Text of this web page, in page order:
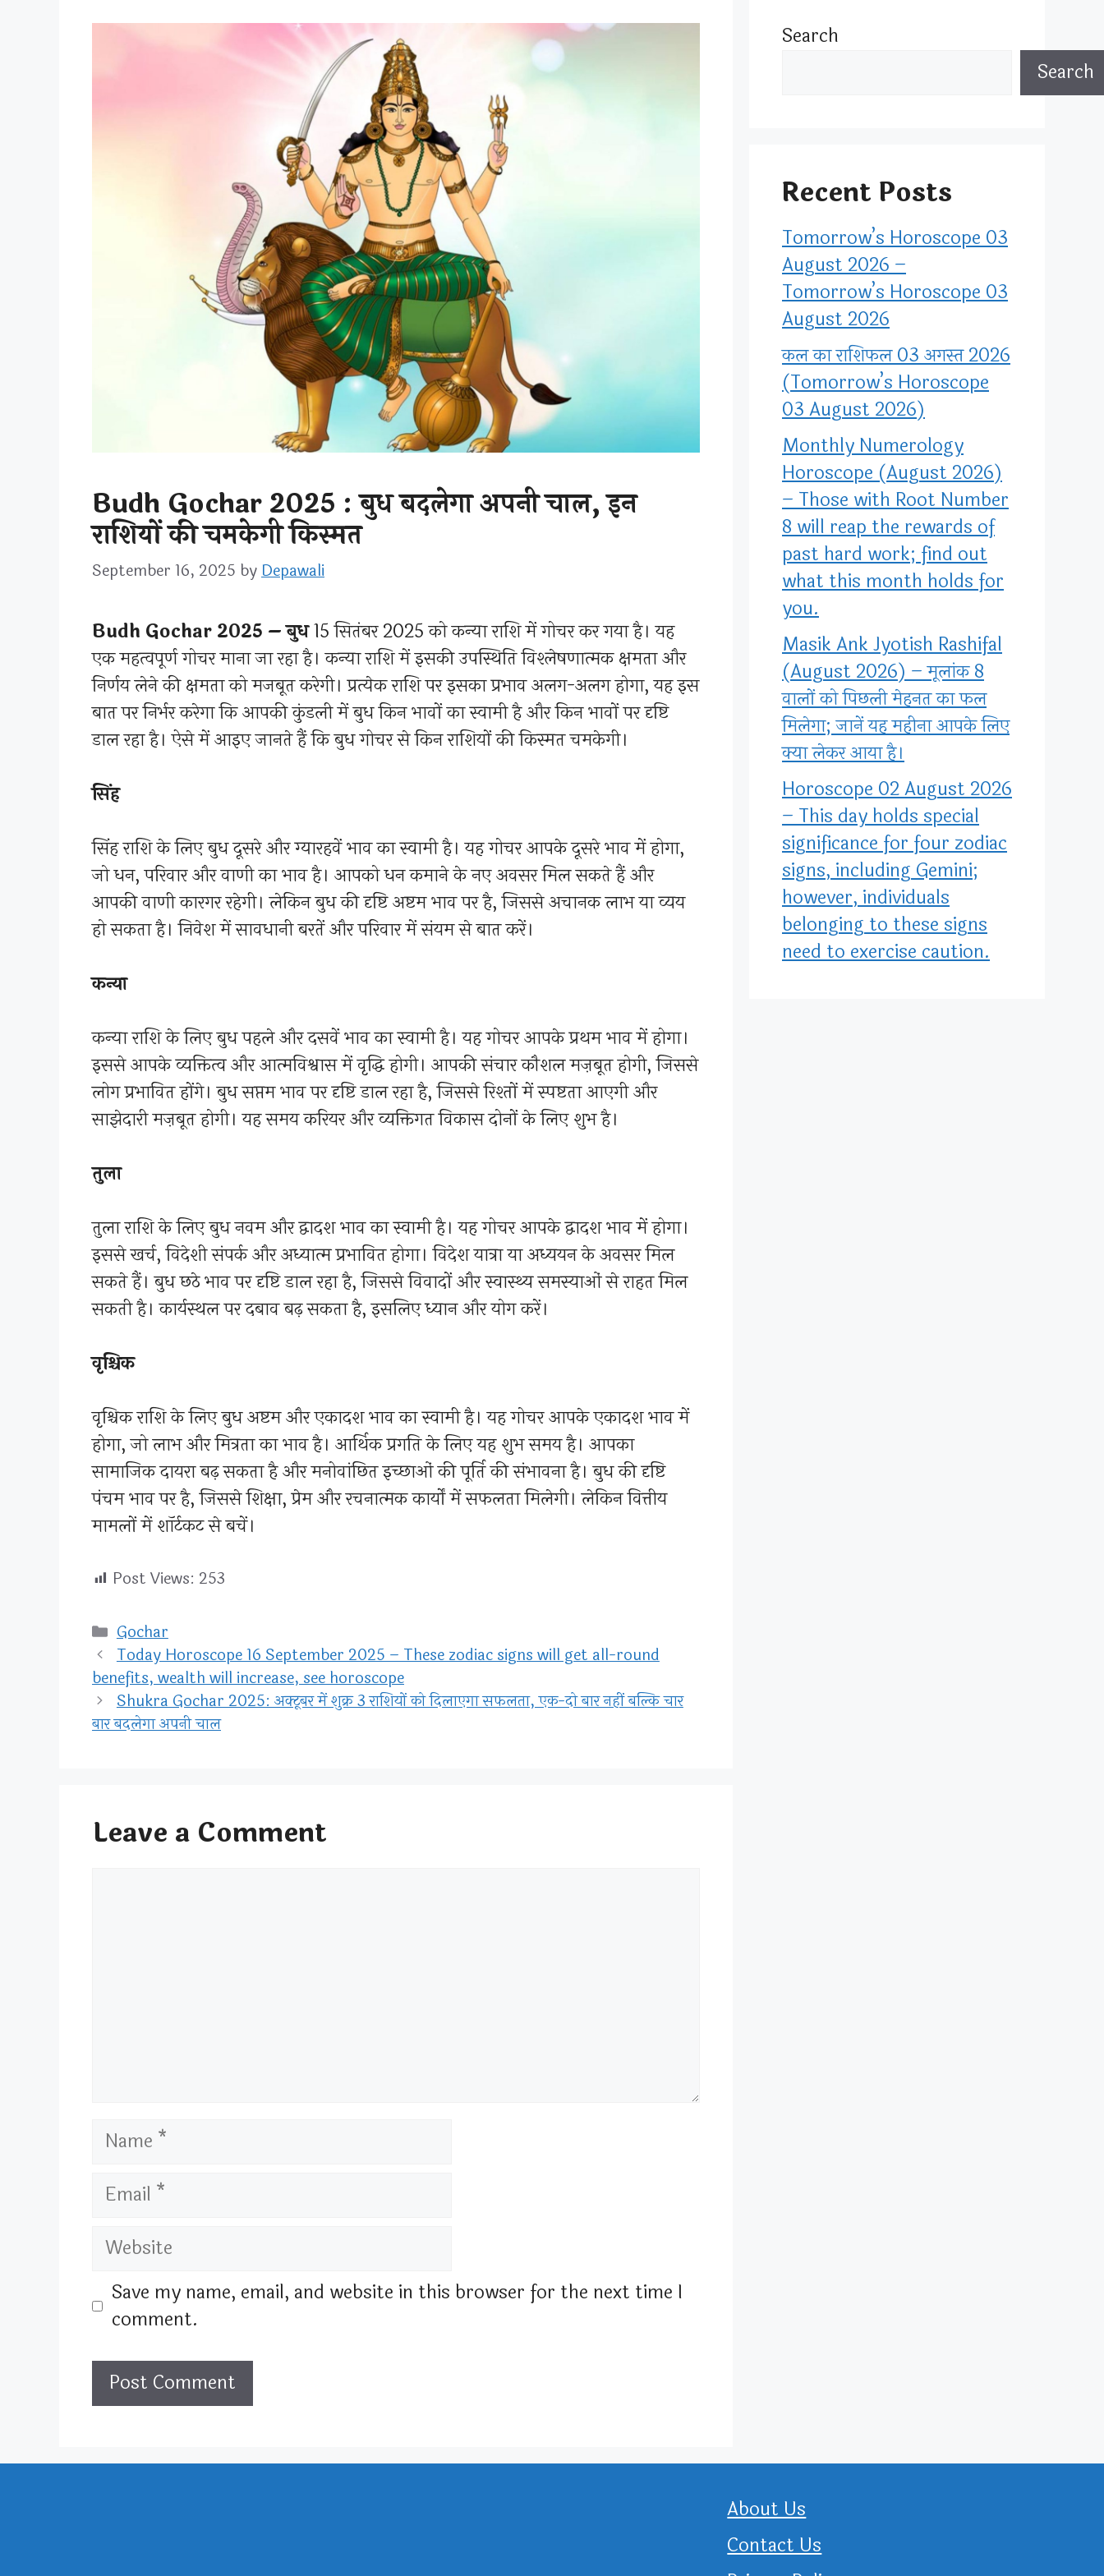
Budh Gochar 2025 : बुध बदलेगा अपनी चाल, इन
राशियों की चमकेगी किस्मत
September 16, 2025 by Depawali
Budh Gochar 2025 – बुध15 सितंबर 2025 को कन्या राशि में गोचर कर गया है। यह
एक महत्वपूर्ण गोचर माना जा रहा है। कन्या राशि में इसकी उपस्थिति विश्लेषणात्मक क्षमता और
निर्णय लेने की क्षमता को मजबूत करेगी। प्रत्येक राशि पर इसका प्रभाव अलग-अलग होगा, यह इस
बात पर निर्भर करेगा कि आपकी कुंडली में बुध किन भावों का स्वामी है और किन भावों पर दृष्टि
डाल रहा है। ऐसे में आइए जानते हैं कि बुध गोचर से किन राशियों की किस्मत चमकेगी।
सिंह
सिंह राशि के लिए बुध दूसरे और ग्यारहवें भाव का स्वामी है। यह गोचर आपके दूसरे भाव में होगा,
जो धन, परिवार और वाणी का भाव है। आपको धन कमाने के नए अवसर मिल सकते हैं और
आपकी वाणी कारगर रहेगी। लेकिन बुध की दृष्टि अष्टम भाव पर है, जिससे अचानक लाभ या व्यय
हो सकता है। निवेश में सावधानी बरतें और परिवार में संयम से बात करें।
कन्या
कन्या राशि के लिए बुध पहले और दसवें भाव का स्वामी है। यह गोचर आपके प्रथम भाव में होगा।
इससे आपके व्यक्तित्व और आत्मविश्वास में वृद्धि होगी। आपकी संचार कौशल मज़बूत होगी, जिससे
लोग प्रभावित होंगे। बुध सप्तम भाव पर दृष्टि डाल रहा है, जिससे रिश्तों में स्पष्टता आएगी और
साझेदारी मज़बूत होगी। यह समय करियर और व्यक्तिगत विकास दोनों के लिए शुभ है।
तुला
तुला राशि के लिए बुध नवम और द्वादश भाव का स्वामी है। यह गोचर आपके द्वादश भाव में होगा।
इससे खर्च, विदेशी संपर्क और अध्यात्म प्रभावित होगा। विदेश यात्रा या अध्ययन के अवसर मिल
सकते हैं। बुध छठे भाव पर दृष्टि डाल रहा है, जिससे विवादों और स्वास्थ्य समस्याओं से राहत मिल
सकती है। कार्यस्थल पर दबाव बढ़ सकता है, इसलिए ध्यान और योग करें।
वृश्चिक
वृश्चिक राशि के लिए बुध अष्टम और एकादश भाव का स्वामी है। यह गोचर आपके एकादश भाव में
होगा, जो लाभ और मित्रता का भाव है। आर्थिक प्रगति के लिए यह शुभ समय है। आपका
सामाजिक दायरा बढ़ सकता है और मनोवांछित इच्छाओं की पूर्ति की संभावना है। बुध की दृष्टि
पंचम भाव पर है, जिससे शिक्षा, प्रेम और रचनात्मक कार्यों में सफलता मिलेगी। लेकिन वित्तीय
मामलों में शॉर्टकट से बचें।
Post Views: 253
Categories
Gochar
Today Horoscope 16 September 2025 – These zodiac signs will get all-round
benefits, wealth will increase, see horoscope
Shukra Gochar 2025: अक्टूबर में शुक्र 3 राशियों को दिलाएगा सफलता, एक-दो बार नहीं बल्कि चार
बार बदलेगा अपनी चाल
Leave a Comment
Name
Email
Website
Save my name, email, and website in this browser for the next time I
comment.
Search
Search
Recent Posts
Tomorrow’s Horoscope 03
August 2026 –
Tomorrow’s Horoscope 03
August 2026
कल का राशिफल 03 अगस्त 2026
(Tomorrow’s Horoscope
03 August 2026)
Monthly Numerology
Horoscope (August 2026)
– Those with Root Number
8 will reap the rewards of
past hard work; find out
what this month holds for
you.
Masik Ank Jyotish Rashifal
(August 2026) – मूलांक 8
वालों को पिछली मेहनत का फल
मिलेगा; जानें यह महीना आपके लिए
क्या लेकर आया है।
Horoscope 02 August 2026
– This day holds special
significance for four zodiac
signs, including Gemini;
however, individuals
belonging to these signs
need to exercise caution.
About Us
Contact Us